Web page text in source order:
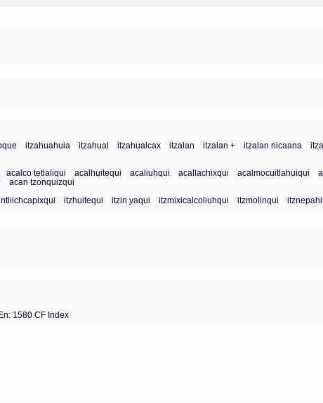
itzahuahuia itzahual itzahualcax itzalan itzalan + itzalan nicaana
acalco tetlaliqui acalhuitequi acaliuhqui acallachixqui acalmocuitlahuiqui
acan tzonquizqui
itzhuitequi itzin yaqui itzmixicalcoliuhqui itzmolinqui
1580 CF Index